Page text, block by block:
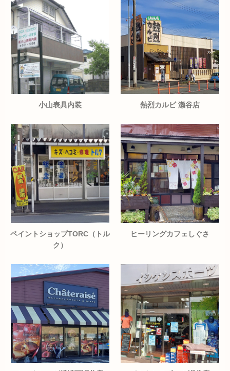
小山表具内装 熱烈カルビ 瀬谷店
ペイントショップTORC（トル
ク）
ヒーリングカフェしぐさ